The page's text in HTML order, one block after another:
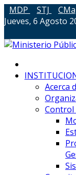
MDP STJ
Jueves, 6 Agosto
Acerca
Control